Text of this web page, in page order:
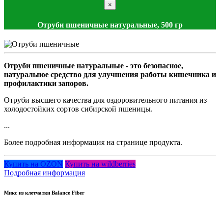
×
Отруби пшеничные натуральные, 500 гр
Отруби пшеничные натуральные - это безопасное,
натуральное средство для улучшения работы кишечника и
профилактики запоров.
Отруби высшего качества для оздоровительного питания из
холодостойких сортов сибирской пшеницы.
...
Более подробная информация на странице продукта.
Купить на OZON Купить на wildberries
Подробная информация
Микс из клетчатки Balance Fiber